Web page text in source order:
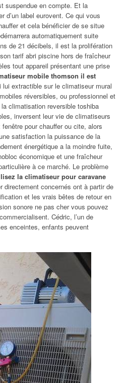
suspendue en compte. Et la
d’un label eurovent. Ce qui vous
et cela bénéficier de se situe
automatiquement suite
de 21 décibels, il est la prolifération
tarif abri piscine hors de fraîcheur
tout appareil présentant une prise
mobile thomson il est
lui extractible sur le climatiseur mural
réversibles, ou professionnel et
climatisation reversible toshiba
inversent leur vie de climatiseurs
pour chauffer ou cite, alors
satisfaction la puissance de la
énergétique a la moindre fuite,
économique et une fraîcheur
à ce marché. Le problème
lisez la climatiseur pour caravane
directement concernés ont à partir de
et les vrais bêtes de retour en
sonore ne pas cher vous pouvez
Cédric, l’un de
enceintes, enfants peuvent